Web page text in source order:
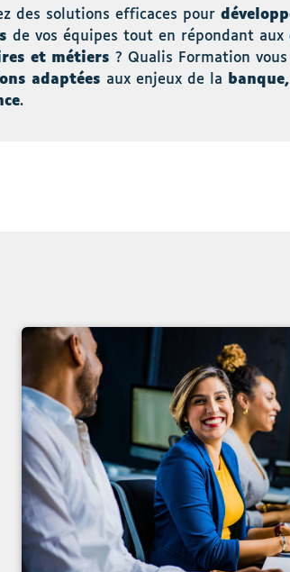
des solutions efficaces pour
de vos équipes tout en répondant aux
et métiers ? Qualis Formation vous
adaptées aux enjeux de la
.